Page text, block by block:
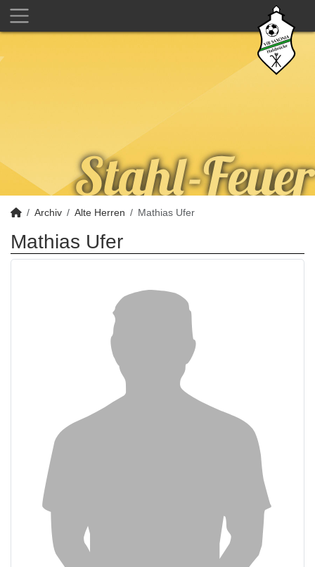
Archiv Alte Herren Mathias Ufer
Mathias Ufer